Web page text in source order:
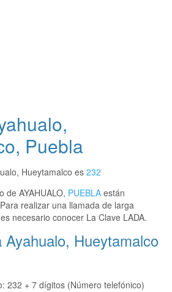
Puebla
Hueytamalco es 232
de AYAHUALO, PUEBLA están
realizar una llamada de larga
necesario conocer La Clave LADA.
Hueytamalco
232 + 7 dígitos (Número telefónico)